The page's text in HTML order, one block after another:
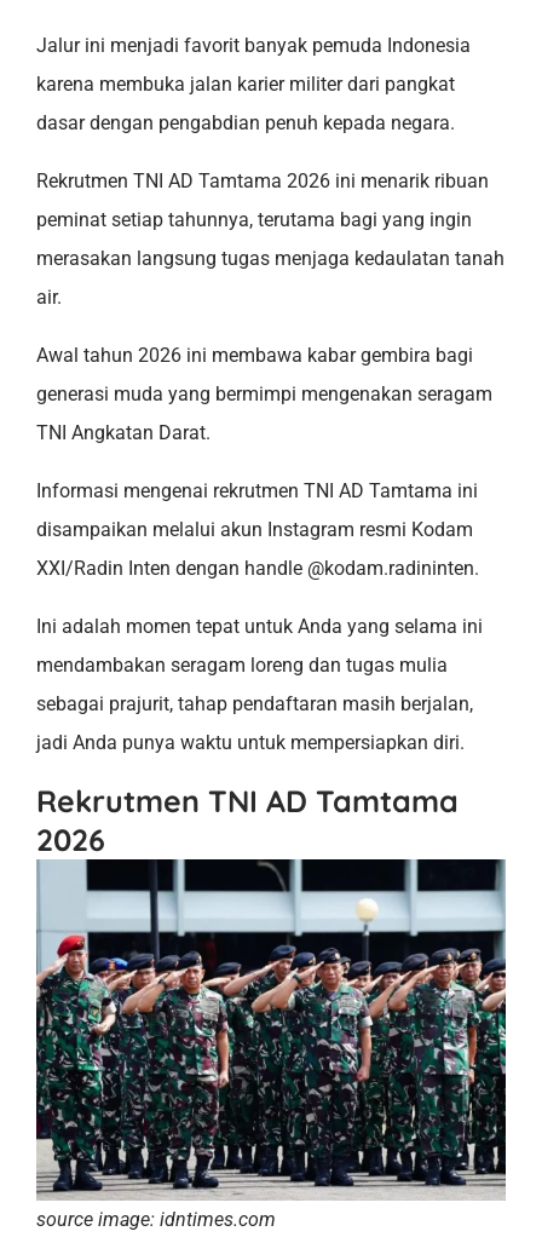
Jalur ini menjadi favorit banyak pemuda Indonesia
karena membuka jalan karier militer dari pangkat
dasar dengan pengabdian penuh kepada negara.
Rekrutmen TNI AD Tamtama 2026 ini menarik ribuan
peminat setiap tahunnya, terutama bagi yang ingin
merasakan langsung tugas menjaga kedaulatan tanah
air.
Awal tahun 2026 ini membawa kabar gembira bagi
generasi muda yang bermimpi mengenakan seragam
TNI Angkatan Darat.
Informasi mengenai rekrutmen TNI AD Tamtama ini
disampaikan melalui akun Instagram resmi Kodam
XXI/Radin Inten dengan handle @kodam.radininten.
Ini adalah momen tepat untuk Anda yang selama ini
mendambakan seragam loreng dan tugas mulia
sebagai prajurit, tahap pendaftaran masih berjalan,
jadi Anda punya waktu untuk mempersiapkan diri.
Rekrutmen TNI AD Tamtama
2026
source image: idntimes.com